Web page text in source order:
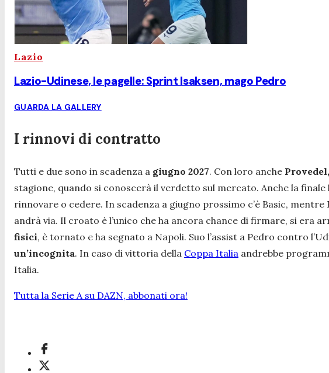
Lazio
Lazio-Udinese, le pagelle: Sprint Isaksen, mago Pedro
GUARDA LA GALLERY
I rinnovi di contratto
Tutti e due sono in scadenza a giugno 2027. Con loro anche
stagione, quando si conoscerà il verdetto sul mercato. Anche la
rinnovare o cedere. In scadenza a giugno prossimo c’è Basic,
andrà via. Il croato è l’unico che ha ancora chance di firmare, si era
fisici, è tornato e ha segnato a Napoli. Suo l’assist a Pedro contro
un’incognita. In caso di vittoria della Coppa Italia andrebbe
Italia.
Tutta la Serie A su DAZN, abbonati ora!